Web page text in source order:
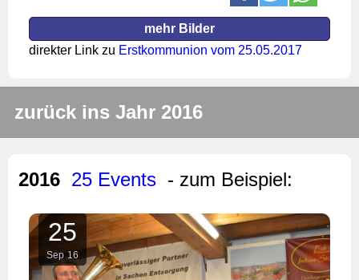
mehr Bilder
direkter Link zu Erstkommunion vom 25.05.2017
zurück ins Jahr 2016
2016 25 Events - zum Beispiel:
25
Sep 16